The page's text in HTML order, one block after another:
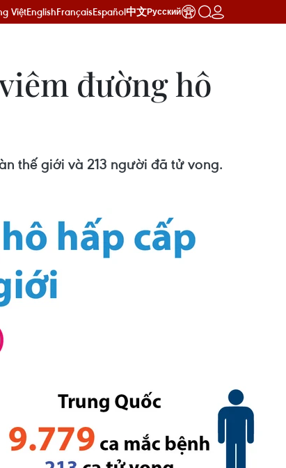
ViệtEnglishFrançaisEspañol中文Русский
đường hô
thế giới và 213 người đã tử vong.